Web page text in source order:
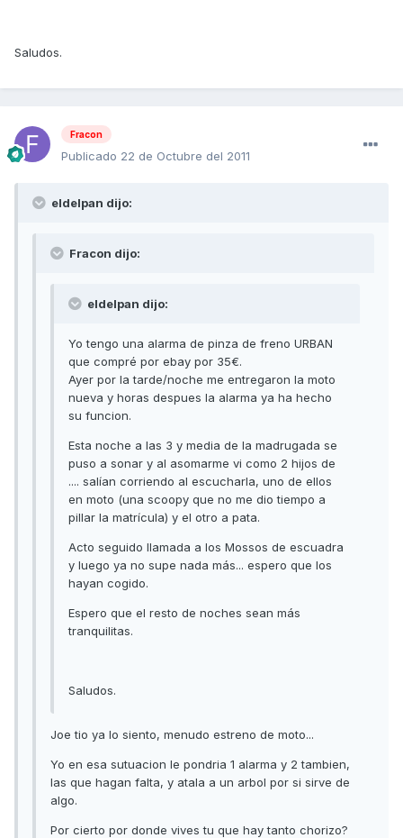
Saludos.
Fracon
Publicado 22 de Octubre del 2011
eldelpan dijo:
Fracon dijo:
eldelpan dijo:
Yo tengo una alarma de pinza de freno URBAN
que compré por ebay por 35€.
Ayer por la tarde/noche me entregaron la moto
nueva y horas despues la alarma ya ha hecho
su funcion.
Esta noche a las 3 y media de la madrugada se
puso a sonar y al asomarme vi como 2 hijos de
.... salían corriendo al escucharla, uno de ellos
en moto (una scoopy que no me dio tiempo a
pillar la matrícula) y el otro a pata.
Acto seguido llamada a los Mossos de escuadra
y luego ya no supe nada más... espero que los
hayan cogido.
Espero que el resto de noches sean más
tranquilitas.
Saludos.
Joe tio ya lo siento, menudo estreno de moto...
Yo en esa sutuacion le pondria 1 alarma y 2 tambien,
las que hagan falta, y atala a un arbol por si sirve de
algo.
Por cierto por donde vives tu que hay tanto chorizo?